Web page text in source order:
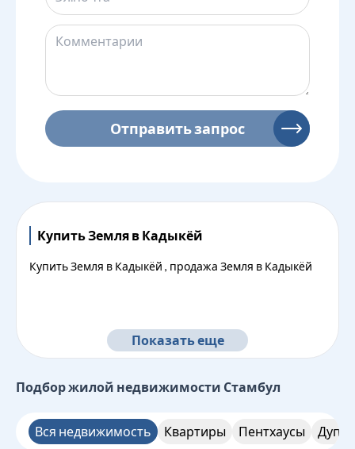
Отправить запрос
Купить Земля в Кадыкёй
Купить Земля в Кадыкёй , продажа Земля в Кадыкёй
Показать еще
Подбор жилой недвижимости Стамбул
Вся недвижимость Квартиры Пентхаусы